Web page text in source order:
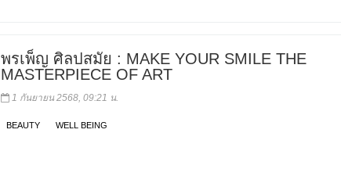
พรเพ็ญ ศิลปสมัย : MAKE YOUR SMILE THE
MASTERPIECE OF ART
1 กันยายน 2568, 09:21 น.
BEAUTY WELL BEING